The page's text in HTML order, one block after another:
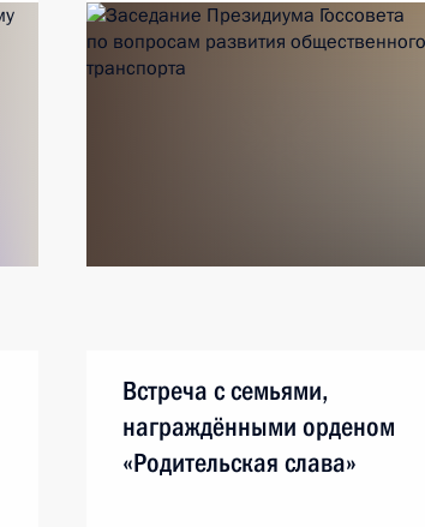
Встреча с семьями,
награждёнными орденом
«Родительская слава»